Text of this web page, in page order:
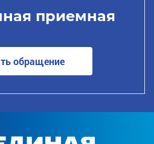
приемная
обращение